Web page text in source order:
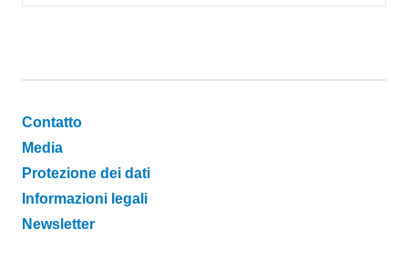
Footer
Contatto
Media
Protezione dei dati
Informazioni legali
Newsletter